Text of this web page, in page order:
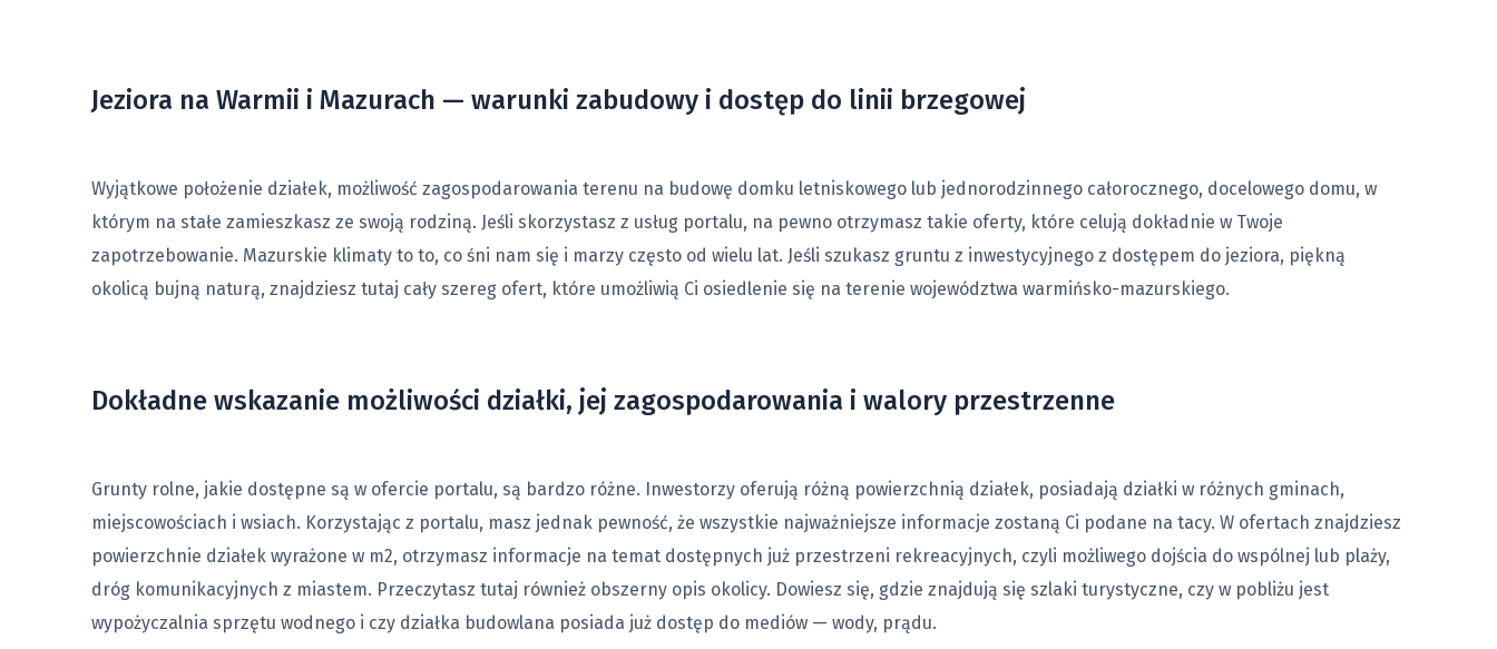
Jeziora na Warmii i Mazurach — warunki zabudowy i dostęp do linii brzegowej
Wyjątkowe położenie działek, możliwość zagospodarowania terenu na budowę domku letniskowego lub jednorodzinnego całorocznego, docelowego domu, w
którym na stałe zamieszkasz ze swoją rodziną. Jeśli skorzystasz z usług portalu, na pewno otrzymasz takie oferty, które celują dokładnie w Twoje
zapotrzebowanie. Mazurskie klimaty to to, co śni nam się i marzy często od wielu lat. Jeśli szukasz gruntu z inwestycyjnego z dostępem do jeziora, piękną
okolicą bujną naturą, znajdziesz tutaj cały szereg ofert, które umożliwią Ci osiedlenie się na terenie województwa warmińsko-mazurskiego.
Dokładne wskazanie możliwości działki, jej zagospodarowania i walory przestrzenne
Grunty rolne, jakie dostępne są w ofercie portalu, są bardzo różne. Inwestorzy oferują różną powierzchnią działek, posiadają działki w różnych gminach,
miejscowościach i wsiach. Korzystając z portalu, masz jednak pewność, że wszystkie najważniejsze informacje zostaną Ci podane na tacy. W ofertach znajdziesz
powierzchnie działek wyrażone w m2, otrzymasz informacje na temat dostępnych już przestrzeni rekreacyjnych, czyli możliwego dojścia do wspólnej lub plaży,
dróg komunikacyjnych z miastem. Przeczytasz tutaj również obszerny opis okolicy. Dowiesz się, gdzie znajdują się szlaki turystyczne, czy w pobliżu jest
wypożyczalnia sprzętu wodnego i czy działka budowlana posiada już dostęp do mediów — wody, prądu.